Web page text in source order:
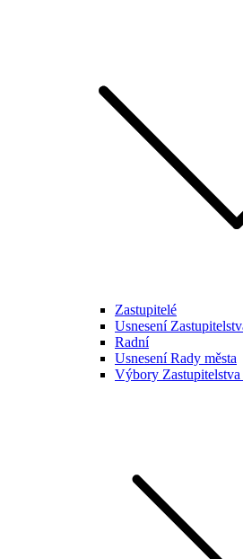
Zastupitelé
Usnesení
Radní
Usnesení Rady města
Výbory Zastupitelstva